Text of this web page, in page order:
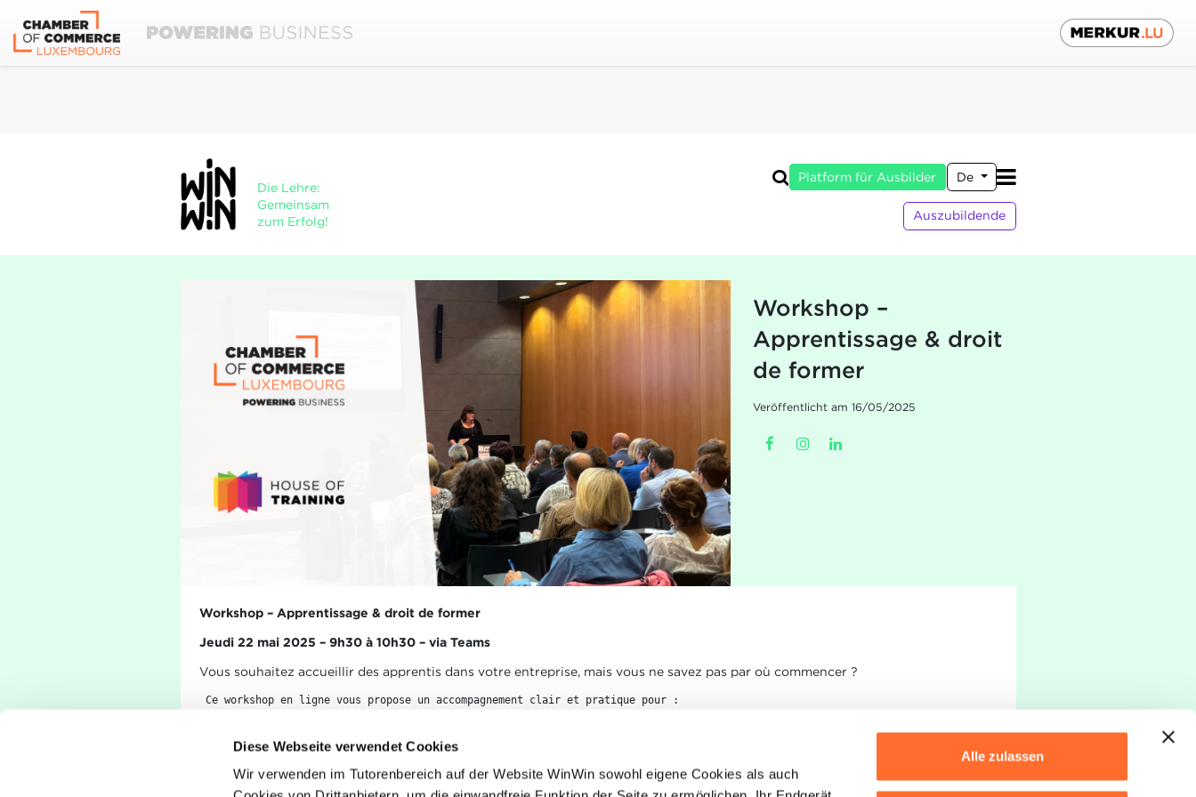
Diese Webseite verwendet Cookies
Wir verwenden im Tutorenbereich auf der Website WinWin sowohl eigene Cookies als auch
Alle zulassen
Die Lehre:
Gemeinsam
zum Erfolg!
Platform für Ausbilder De
Auszubildende
Workshop –
Apprentissage & droit
de former
Veröffentlicht am 16/05/2025
Workshop – Apprentissage & droit de former
Jeudi 22 mai 2025 – 9h30 à 10h30 – via Teams
Vous souhaitez accueillir des apprentis dans votre entreprise, mais vous ne savez pas par où commencer ?
Ce workshop en ligne vous propose un accompagnement clair et pratique pour :
Comprendre les démarches à suivre pour accueillir un apprenti
Connaître les aides et soutiens disponibles pour les entreprises formatrices